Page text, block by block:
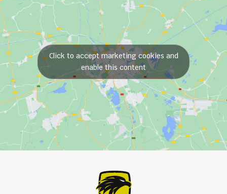
Click to accept marketing cookies and
enable this content